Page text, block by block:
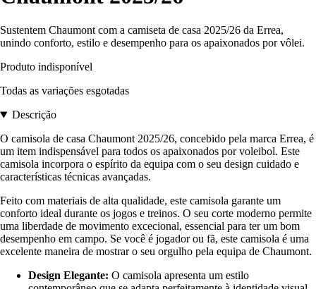
Sustentem Chaumont com a camiseta de casa 2025/26 da Errea,
unindo conforto, estilo e desempenho para os apaixonados por vôlei.
Produto indisponível
Todas as variações esgotadas
Descrição
O camisola de casa Chaumont 2025/26, concebido pela marca Errea, é
um item indispensável para todos os apaixonados por voleibol. Este
camisola incorpora o espírito da equipa com o seu design cuidado e
características técnicas avançadas.
Feito com materiais de alta qualidade, este camisola garante um
conforto ideal durante os jogos e treinos. O seu corte moderno permite
uma liberdade de movimento excecional, essencial para ter um bom
desempenho em campo. Se você é jogador ou fã, este camisola é uma
excelente maneira de mostrar o seu orgulho pela equipa de Chaumont.
Design Elegante: O camisola apresenta um estilo